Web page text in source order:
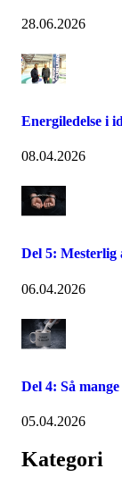
28.06.2026
Energiledelse i
08.04.2026
Del 5: Mesterlig
06.04.2026
Del 4: Så
05.04.2026
Kategori